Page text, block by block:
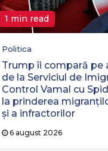
1 min read
Politica
Trump îi compară pe
de la Serviciul de
Control Vamal cu
la prinderea
și a infractorilor
6 august 2026